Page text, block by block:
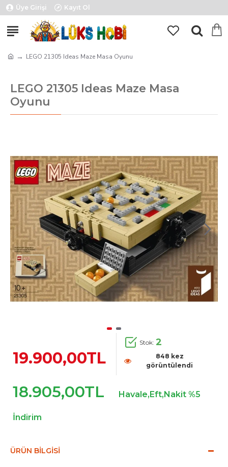
Üye Girişi Kayıt Ol
LEGO 21305 Ideas Maze Masa Oyunu
LEGO 21305 Ideas Maze Masa
Oyunu
19.900,00TL
Stok: 2
848 kez
görüntülendi
18.905,00TL Havale,Eft,Nakit %5
İndirim
ÜRÜN BILGISI